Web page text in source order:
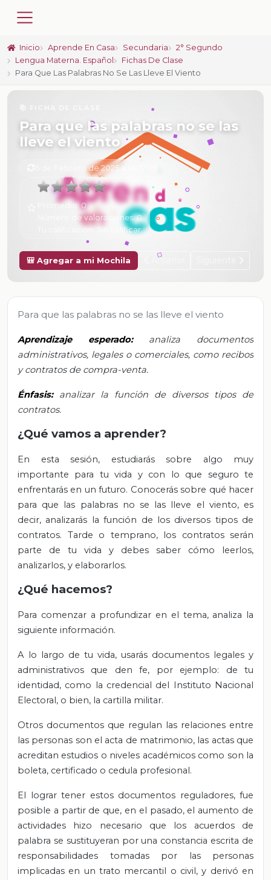
Inicio Aprende En Casa Secundaria
2° Segundo
Lengua Materna. Español
Fichas De Clase
Para Que Las Palabras No Se Las Lleve El Viento
Para que las palabras no se las
lleve el viento
6 de Febrero de 2025 a las 17:03
Promedio:0
Número de valoraciones:0
Tu calificación: Sin calificar
🎒 Agregar a mi Mochila Anterior
Para que las palabras no se las lleve el viento
Aprendizaje esperado: analiza documentos
administrativos, legales o comerciales, como recibos
y contratos de compra-venta.
Énfasis: analizar la función de diversos tipos de
contratos.
¿Qué vamos a aprender?
En esta sesión, estudiarás sobre algo muy
importante para tu vida y con lo que seguro te
enfrentarás en un futuro. Conocerás sobre qué hacer
para que las palabras no se las lleve el viento, es
decir, analizarás la función de los diversos tipos de
contratos. Tarde o temprano, los contratos serán
parte de tu vida y debes saber cómo leerlos,
analizarlos, y elaborarlos.
¿Qué hacemos?
Para comenzar a profundizar en el tema, analiza la
siguiente información.
A lo largo de tu vida, usarás documentos legales y
administrativos que den fe, por ejemplo: de tu
identidad, como la credencial del Instituto Nacional
Electoral, o bien, la cartilla militar.
Otros documentos que regulan las relaciones entre
las personas son el acta de matrimonio, las actas que
acreditan estudios o niveles académicos como son la
boleta, certificado o cedula profesional.
El lograr tener estos documentos reguladores, fue
posible a partir de que, en el pasado, el aumento de
actividades hizo necesario que los acuerdos de
palabra se sustituyeran por una constancia escrita de
responsabilidades tomadas por las personas
implicadas en un trato mercantil o civil, y derivó en